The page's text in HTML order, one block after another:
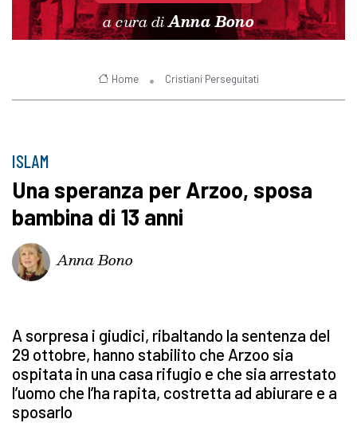
a cura diAnna Bono
Home Cristiani Perseguitati
ISLAM
Una speranza per Arzoo, sposa
bambina di 13 anni
Anna Bono
A sorpresa i giudici, ribaltando la sentenza del
29 ottobre, hanno stabilito che Arzoo sia
ospitata in una casa rifugio e che sia arrestato
l’uomo che l’ha rapita, costretta ad abiurare e a
sposarlo